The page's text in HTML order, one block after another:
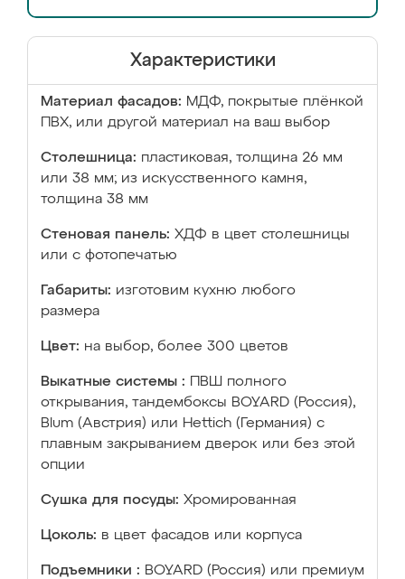
Характеристики
Материал фасадов: МДФ, покрытые плёнкой
ПВХ, или другой материал на ваш выбор
Столешница: пластиковая, толщина 26 мм
или 38 мм; из искусственного камня,
толщина 38 мм
Стеновая панель: ХДФ в цвет столешницы
или с фотопечатью
Габариты: изготовим кухню любого
размера
Цвет: на выбор, более 300 цветов
Выкатные системы :
ПВШ полного
открывания, тандембоксы BOYARD (Россия),
Blum (Австрия) или Hettich (Германия) с
плавным закрыванием дверок или без этой
опции
Сушка для посуды: Хромированная
Цоколь: в цвет фасадов или корпуса
Подъемники : BOYARD (Россия) или премиум